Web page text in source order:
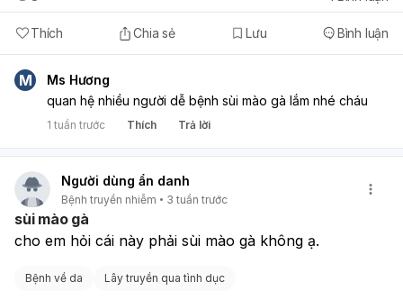
Thích Chia sẻ Lưu Bình luận
M
Ms Hương
quan hệ nhiều người dễ bệnh sùi mào gà lắm nhé cháu
1 tuần trước Thích Trả lời
Người dùng ẩn danh
Bệnh truyền nhiễm 3 tuần trước
sùi mào gà
cho em hỏi cái này phải sùi mào gà không ạ.
Bệnh về da Lây truyền qua tình dục